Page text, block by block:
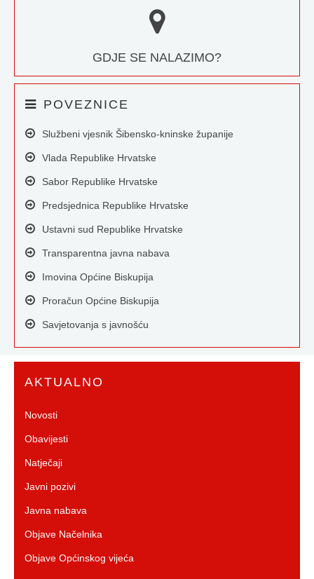
GDJE SE NALAZIMO?
POVEZNICE
Službeni vjesnik Šibensko-kninske županije
Vlada Republike Hrvatske
Sabor Republike Hrvatske
Predsjednica Republike Hrvatske
Ustavni sud Republike Hrvatske
Transparentna javna nabava
Imovina Općine Biskupija
Proračun Općine Biskupija
Savjetovanja s javnošću
AKTUALNO
Novosti
Obavijesti
Natječaji
Javni pozivi
Javna nabava
Objave Načelnika
Objave Općinskog vijeća